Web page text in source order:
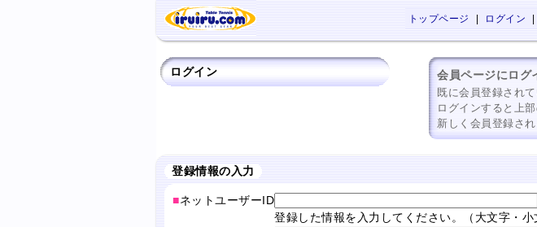
ログイン
トップページ
ログイン 会員ページにログ
既に会員登録され
ログインすると上
新しく会員登録さ
登録情報の入力
■ネットユーザーID
登録した情報を入力してください。（大文字・小